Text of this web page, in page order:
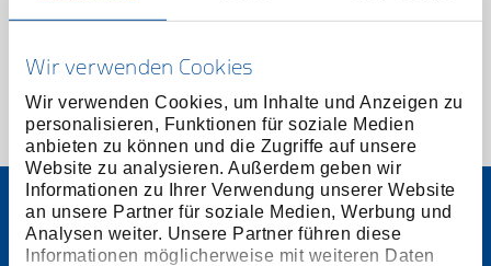
Wir verwenden Cookies
Wir verwenden Cookies, um Inhalte und Anzeigen zu
personalisieren, Funktionen für soziale Medien
anbieten zu können und die Zugriffe auf unsere
Website zu analysieren. Außerdem geben wir
Informationen zu Ihrer Verwendung unserer Website
an unsere Partner für soziale Medien, Werbung und
Analysen weiter. Unsere Partner führen diese
Informationen möglicherweise mit weiteren Daten
Preis auf Anfrage
1 von 1